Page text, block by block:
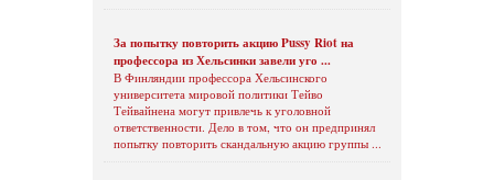
За попытку повторить акцию Pussy Riot на
профессора из Хельсинки завели уго ...
В Финляндии профессора Хельсинского
университета мировой политики Тейво
Тейвайнена могут привлечь к уголовной
ответственности. Дело в том, что он предпринял
попытку повторить скандальную акцию группы ...